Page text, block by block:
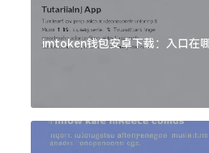
imtoken钱包安卓下载：入口在